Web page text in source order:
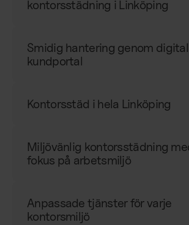
kontorsstädning i Linköping
Smidig hantering genom digital
kundportal
Kontorsstäd i hela Linköping
Miljövänlig kontorsstädning
fokus på arbetsmiljö
Anpassade tjänster för varje
kontorsmiljö